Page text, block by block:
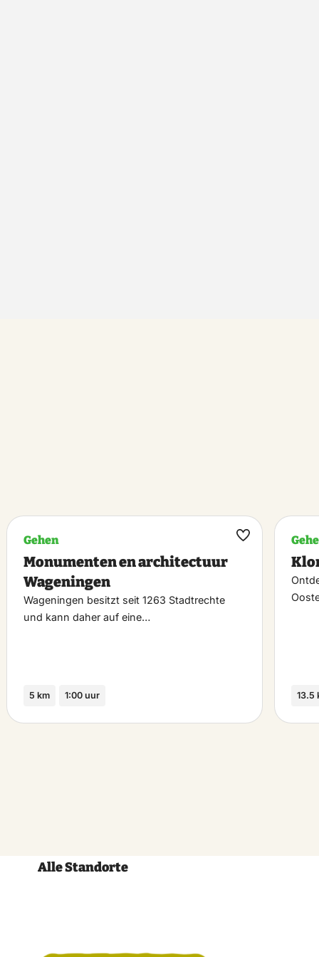
Gehen
Monumenten en architectuur
Wageningen
Wageningen besitzt seit 1263 Stadtrechte
und kann daher auf eine…
5 km 1:00 uur
Maak
13.5
Alle Standorte